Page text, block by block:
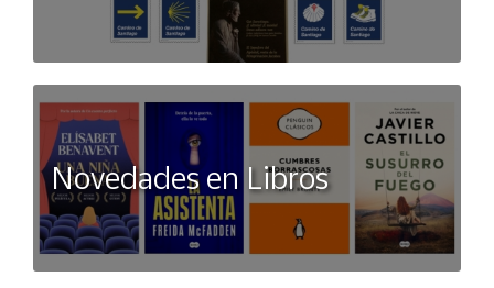
Novedades en Libros